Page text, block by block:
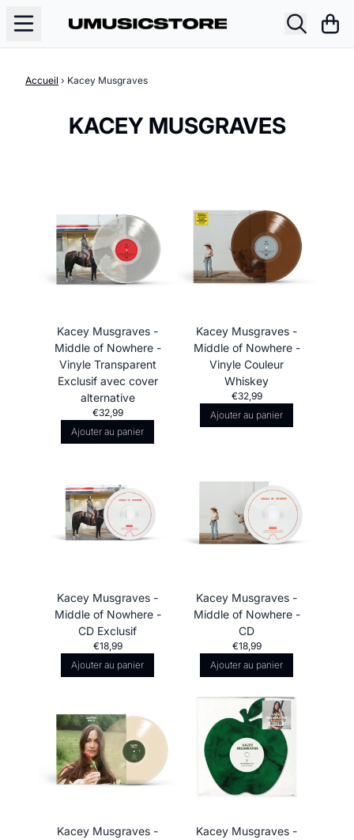
Accueil › Kacey Musgraves
KACEY MUSGRAVES
Kacey Musgraves -
Middle of Nowhere -
Vinyle Transparent
Exclusif avec cover
alternative
€32,99
Ajouter au panier
Kacey Musgraves -
Middle of Nowhere -
Vinyle Couleur
Whiskey
€32,99
Ajouter au panier
Kacey Musgraves -
Middle of Nowhere -
CD Exclusif
€18,99
Ajouter au panier
Kacey Musgraves -
Middle of Nowhere -
CD
€18,99
Ajouter au panier
Kacey Musgraves -
Kacey Musgraves -